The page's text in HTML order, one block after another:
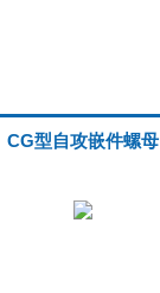
CG型自攻嵌件螺母